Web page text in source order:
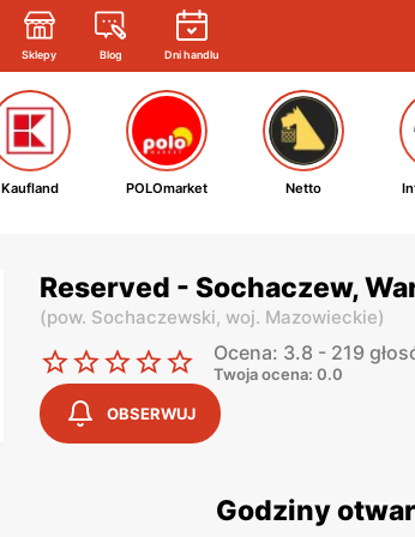
Sklepy Blog Dni handlu
Kaufland POLOmarket Netto
Reserved - Sochaczew,
(pow. Sochaczewski, woj. Mazowieckie)
Ocena: 3.8 - 219
Twoja ocena: 0.0
OBSERWUJ
Godziny